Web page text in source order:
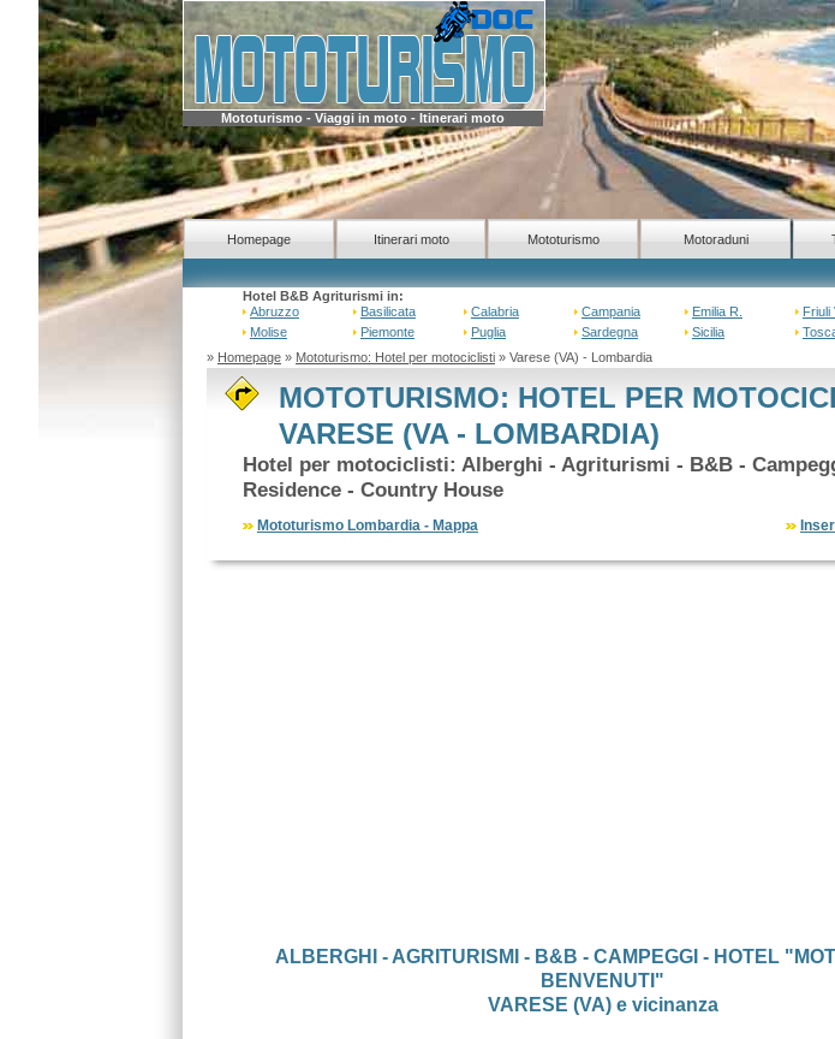
Mototurismo - Viaggi in moto - Itinerari moto
Homepage Itinerari moto Mototurismo Motoraduni
Hotel B&B Agriturismi in:
Abruzzo
Basilicata Calabria Campania Emilia R. Friuli
Molise
Piemonte Puglia Sardegna Sicilia
» Homepage» Mototurismo: Hotel per motociclisti» Varese (VA) - Lombardia
MOTOTURISMO: HOTEL PER
VARESE (VA - LOMBARDIA)
Hotel per motociclisti: Alberghi - Agriturismi - B&B -
Residence - Country House
Mototurismo Lombardia - Mappa
ALBERGHI - AGRITURISMI - B&B - CAMPEGGI - HOTEL
BENVENUTI"
VARESE (VA) e vicinanza